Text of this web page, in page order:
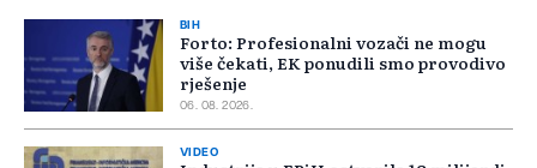
BIH
Forto: Profesionalni vozači ne mogu
više čekati, EK ponudili smo provodivo
rješenje
06. 08. 2026.
VIDEO